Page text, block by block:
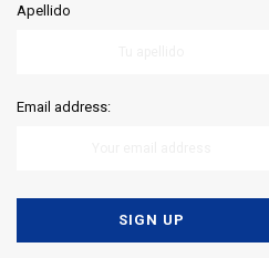
Apellido
Email address: